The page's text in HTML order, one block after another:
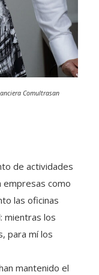
Comultrasan
de actividades
empresas como
las oficinas
mientras los
para mí los
mantenido el